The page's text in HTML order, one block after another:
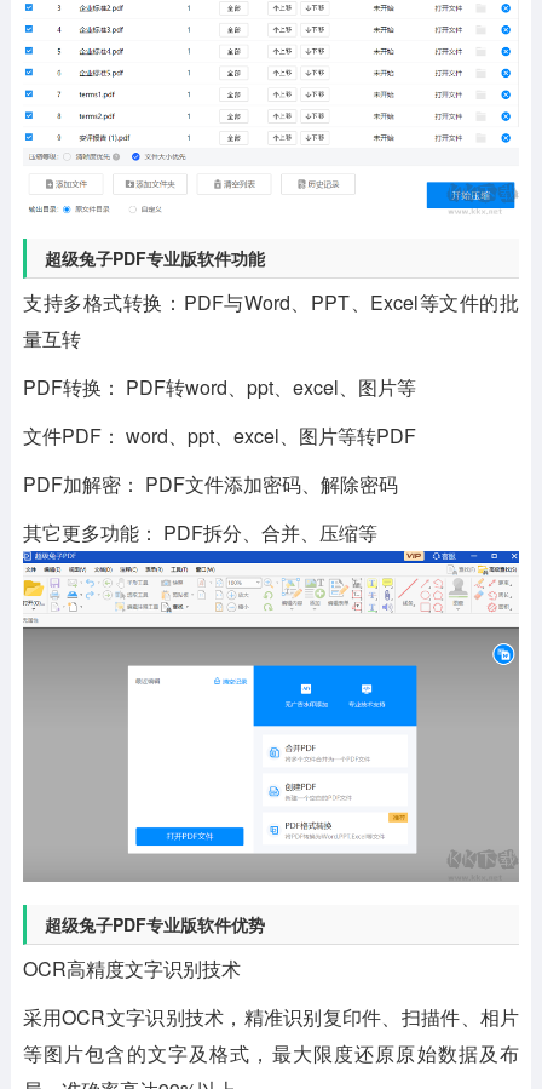
超级兔子PDF专业版软件功能
支持多格式转换：PDF与Word、PPT、Excel等文件的批
量互转
PDF转换： PDF转word、ppt、excel、图片等
文件PDF： word、ppt、excel、图片等转PDF
PDF加解密： PDF文件添加密码、解除密码
其它更多功能： PDF拆分、合并、压缩等
超级兔子PDF专业版软件优势
OCR高精度文字识别技术
采用OCR文字识别技术，精准识别复印件、扫描件、相片
等图片包含的文字及格式，最大限度还原原始数据及布